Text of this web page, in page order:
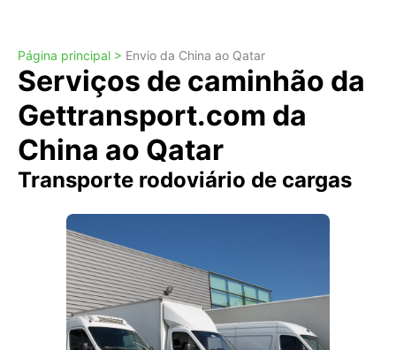
Página principal > Envio da China ao Qatar
Serviços de caminhão da
Gettransport.com da
China ao Qatar
Transporte rodoviário de cargas